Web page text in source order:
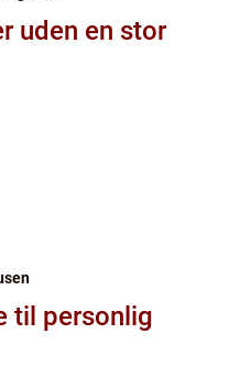
uden en stor
til personlig